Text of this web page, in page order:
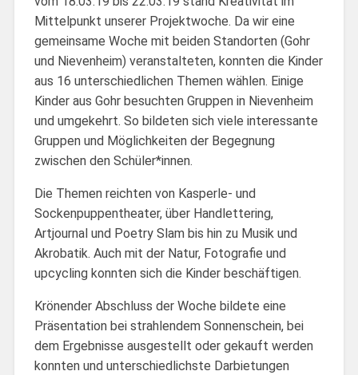
Mittelpunkt unserer Projektwoche. Da wir eine
gemeinsame Woche mit beiden Standorten (Gohr
und Nievenheim) veranstalteten, konnten die Kinder
aus 16 unterschiedlichen Themen wählen. Einige
Kinder aus Gohr besuchten Gruppen in Nievenheim
und umgekehrt. So bildeten sich viele interessante
Gruppen und Möglichkeiten der Begegnung
zwischen den Schüler*innen.
Die Themen reichten von Kasperle- und
Sockenpuppentheater, über Handlettering,
Artjournal und Poetry Slam bis hin zu Musik und
Akrobatik. Auch mit der Natur, Fotografie und
upcycling konnten sich die Kinder beschäftigen.
Krönender Abschluss der Woche bildete eine
Präsentation bei strahlendem Sonnenschein, bei
dem Ergebnisse ausgestellt oder gekauft werden
konnten und unterschiedlichste Darbietungen